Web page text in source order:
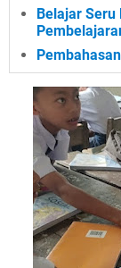
!
Belajar Seru